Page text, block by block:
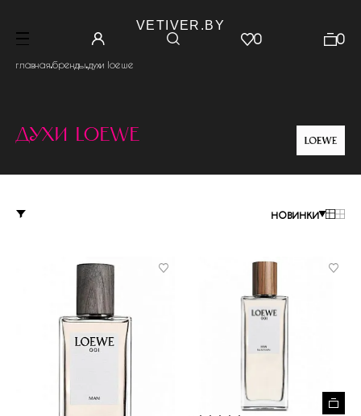
VETIVER.BY
0 0
главная.бренды.духи loewe
духи loewe
новинки